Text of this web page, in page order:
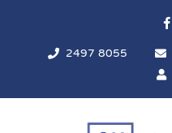
2497 8055